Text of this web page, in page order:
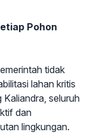
Pohon
tidak
lahan kritis
seluruh
dan
lingkungan.